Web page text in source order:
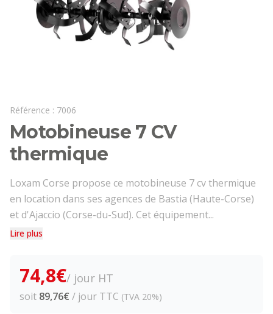
Référence : 7006
Motobineuse 7 CV
thermique
Loxam Corse propose ce motobineuse 7 cv thermique
en location dans ses agences de Bastia (Haute-Corse)
et d'Ajaccio (Corse-du-Sud). Cet équipement...
Lire plus
74,8€/ jour HT
soit 89,76€ / jour TTC (TVA 20%)